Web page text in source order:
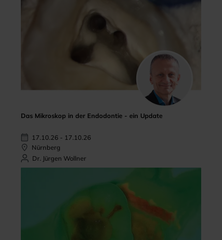
Das Mikroskop in der Endodontie - ein Update
17.10.26 - 17.10.26
Nürnberg
Dr. Jürgen Wollner